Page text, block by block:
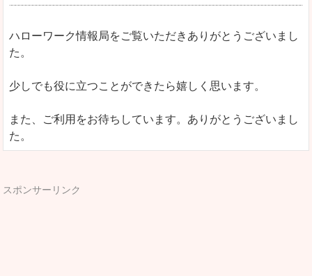
ハローワーク情報局をご覧いただきありがとうございまし
た。
少しでも役に立つことができたら嬉しく思います。
また、ご利用をお待ちしています。ありがとうございまし
た。
スポンサーリンク